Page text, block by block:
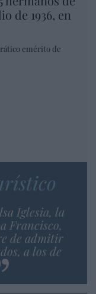
de 1936, en
emérito de
Iglesia, la
Francisco,
de admitir
a los de